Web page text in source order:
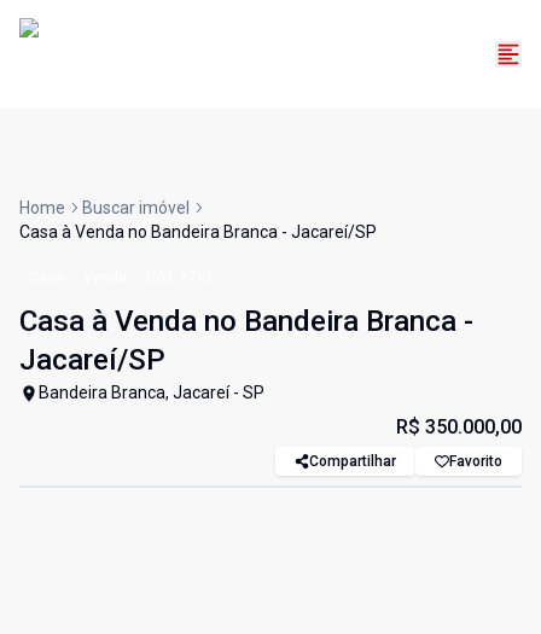
Home
Buscar imóvel
Casa à Venda no Bandeira Branca - Jacareí/SP
Casa à Venda no Bandeira Branca -
Jacareí/SP
Bandeira Branca, Jacareí - SP
R$ 350.000,00
Compartilhar Favorito